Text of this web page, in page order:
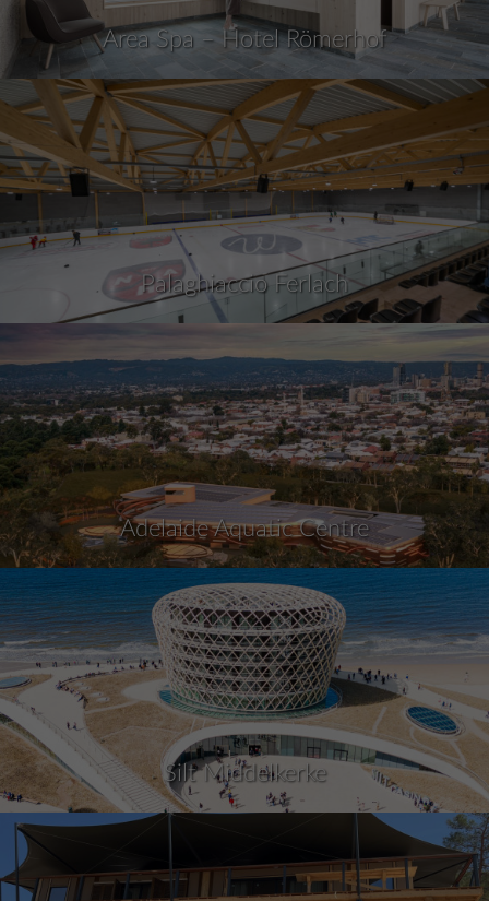
Area Spa – Hotel Römerhof
Palaghiaccio Ferlach
Adelaide Aquatic Centre
Silt Middelkerke